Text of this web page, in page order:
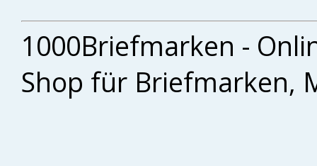
1000Briefmarken -
Shop für Briefmarken,